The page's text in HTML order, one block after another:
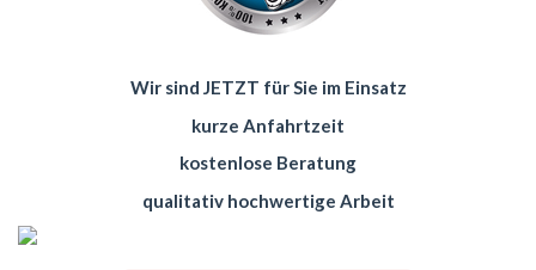
Wir sind JETZT für Sie im Einsatz
kurze Anfahrtzeit
kostenlose Beratung
qualitativ hochwertige Arbeit